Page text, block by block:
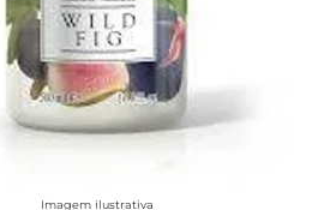
Imagem ilustrativa